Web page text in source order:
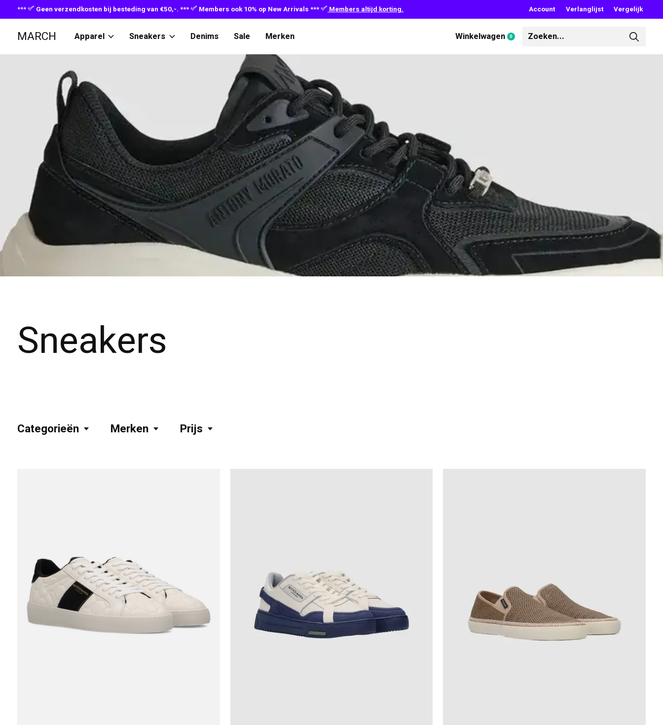
*** Geen verzendkosten bij besteding van €50,-. *** Members ook 10% op New Arrivals *** Members altijd korting. Account Verlanglijst Vergelijk
MARCH Apparel Sneakers Denims Sale Merken Winkelwagen 0items
Sneakers
Categorieën Merken Prijs